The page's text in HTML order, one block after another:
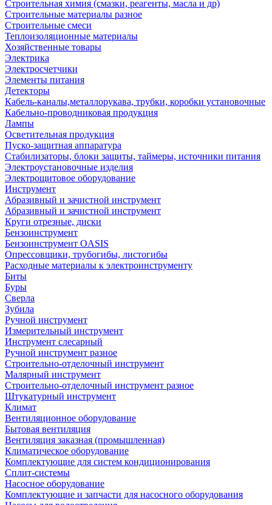
Строительная химия (смазки, реагенты, масла и др)
Строительные материалы разное
Строительные смеси
Теплоизоляционные материалы
Хозяйственные товары
Электрика
Электросчетчики
Элементы питания
Детекторы
Кабель-каналы,металлорукава, трубки, коробки установочные
Кабельно-проводниковая продукция
Лампы
Осветительная продукция
Пуско-защитная аппаратура
Стабилизаторы, блоки защиты, таймеры, источники питания
Электроустановочные изделия
Электрощитовое оборудование
Инструмент
Абразивный и зачистной инструмент
Абразивный и зачистной инструмент
Круги отрезные, диски
Бензоинструмент
Бензоинструмент OASIS
Опрессовщики, трубогибы, листогибы
Расходные материалы к электроинструменту
Биты
Буры
Сверла
Зубила
Ручной инструмент
Измерительный инструмент
Инструмент слесарный
Ручной инструмент разное
Строительно-отделочный инструмент
Малярный инструмент
Строительно-отделочный инструмент разное
Штукатурный инструмент
Климат
Вентиляционное оборудование
Бытовая вентиляция
Вентиляция заказная (промышленная)
Климатическое оборудование
Комплектующие для систем кондиционирования
Сплит-системы
Насосное оборудование
Комплектующие и запчасти для насосного оборудования